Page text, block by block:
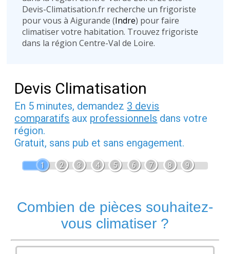
Devis-Climatisation.fr recherche un frigoriste
pour vous à Aigurande (Indre) pour faire
climatiser votre habitation. Trouvez frigoriste
dans la région Centre-Val de Loire.
Devis Climatisation
En 5 minutes, demandez 3 devis
comparatifs aux professionnels dans votre
région.
Gratuit, sans pub et sans engagement.
1 2 3 4 5 6 7 8 9
Combien de pièces souhaitez-
vous climatiser ?